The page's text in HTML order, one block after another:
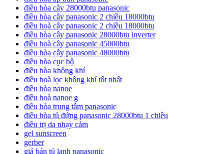
điều hòa cây 28000btu panasonic
điều hòa cây panasonic 2 chiều 18000btu
điều hoà cây panasonic 2 chiều 18000btu
điều hòa cây panasonic 28000btu inverter
điều hoà cây panasonic 45000btu
điều hòa cây panasonic 48000btu
điều hòa cục bộ
điều hòa không khí
điều hoà lọc không khí tốt nhất
điều hòa nanoe
điều hoà nanoe g
điều hòa trung tâm panasonic
điều hòa tủ đứng panasonic 28000btu 1 chiều
điều trị da nhạy cảm
gel sunscreen
gerber
giá bán tủ lạnh panasonic